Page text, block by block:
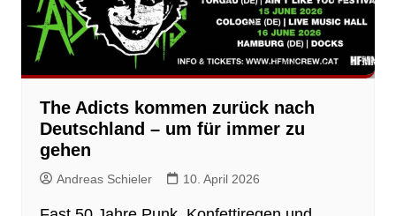
The Adicts kommen zurück nach
Deutschland – um für immer zu
gehen
Andreas Schieler 10. April 2026